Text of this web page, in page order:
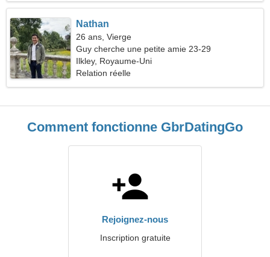
Nathan
26 ans, Vierge
Guy cherche une petite amie 23-29
Ilkley, Royaume-Uni
Relation réelle
Comment fonctionne GbrDatingGo
Rejoignez-nous
Inscription gratuite